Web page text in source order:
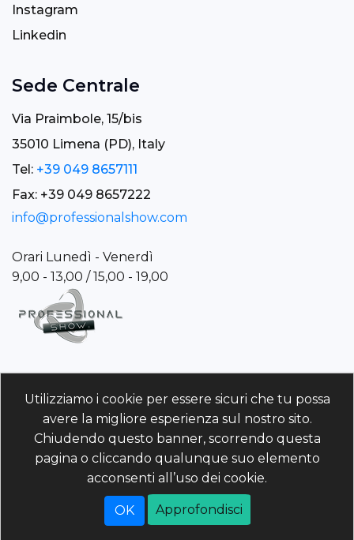
Integrator nel settore del Broadcast e
dell’Audio/Video Professionale.
Professional Show S.p.A.
P.IVA/C.F./R.I. 01960110243 | REA PD-214568 Cod. Univoco
5RUO82D | Capitale Sociale 4.025.000 (i.v)
Instagram
Linkedin
Sede Centrale
Via Praimbole, 15/bis
35010 Limena (PD), Italy
Tel: +39 049 8657111
Fax: +39 049 8657222
info@professionalshow.com
Orari Lunedì - Venerdì
9,00 - 13,00 / 15,00 - 19,00
Utilizziamo i cookie per essere sicuri che tu possa
avere la migliore esperienza sul nostro sito.
Chiudendo questo banner, scorrendo questa
pagina o cliccando qualunque suo elemento
acconsenti all’uso dei cookie.
Approfondisci